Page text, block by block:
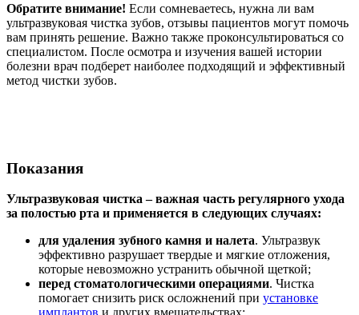
Обратите внимание! Если сомневаетесь, нужна ли вам
ультразвуковая чистка зубов, отзывы пациентов могут помочь
вам принять решение. Важно также проконсультироваться со
специалистом. После осмотра и изучения вашей истории
болезни врач подберет наиболее подходящий и эффективный
метод чистки зубов.
Показания
Ультразвуковая чистка – важная часть регулярного ухода
за полостью рта и применяется в следующих случаях:
для удаления зубного камня и налета. Ультразвук
эффективно разрушает твердые и мягкие отложения,
которые невозможно устранить обычной щеткой;
перед стоматологическими операциями. Чистка
помогает снизить риск осложнений при установке